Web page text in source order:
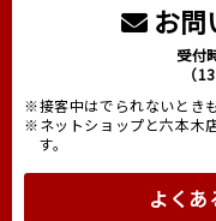
お問
受付
（
※接客中はでられないとき
※ネットショップと六本木
す。
よく